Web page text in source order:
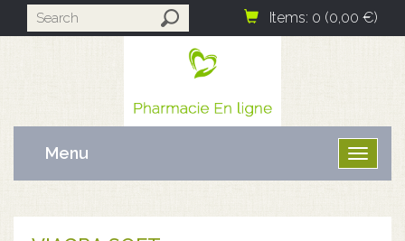
Items: 0 (0,00 €)
Ouvrir
Menu